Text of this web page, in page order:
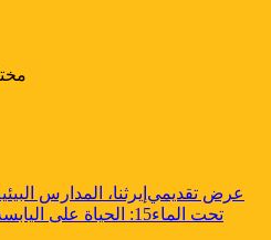
عرض تقديمي إيرثنا، المدارس
تحت الماء15: الحياة على اليابسة